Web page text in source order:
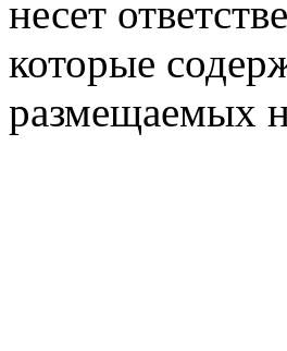
несет
которые
размещаемых